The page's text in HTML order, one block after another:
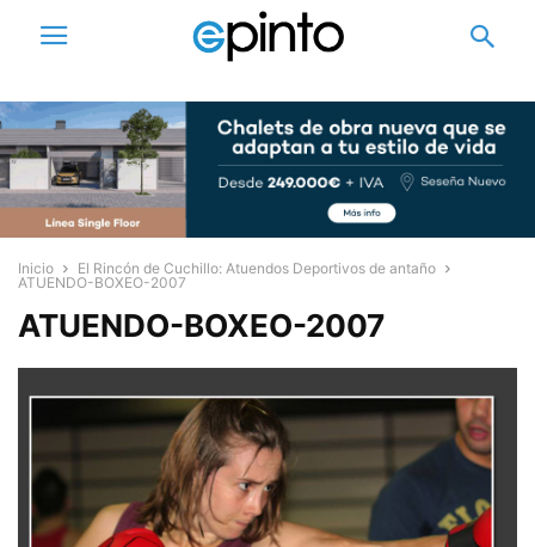
Inicio
El Rincón de Cuchillo: Atuendos Deportivos de antaño
ATUENDO-BOXEO-2007
ATUENDO-BOXEO-2007